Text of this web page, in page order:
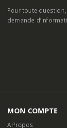
Pour toute
demande
MON COMPTE
A Propos